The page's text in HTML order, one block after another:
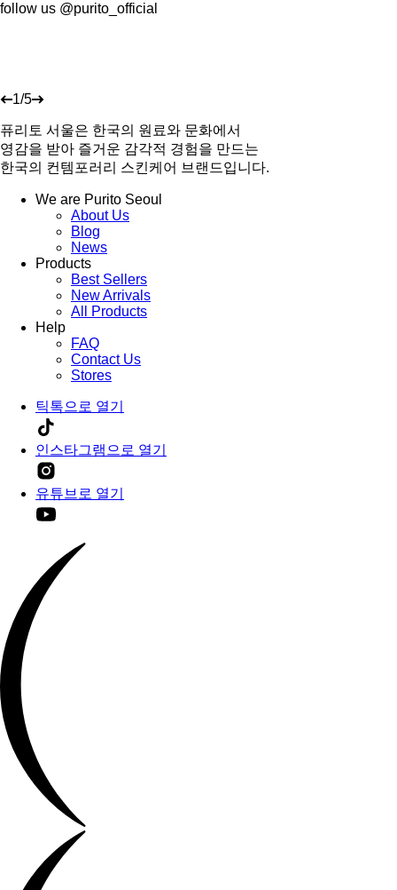
follow us @purito_official
1/5
퓨리토 서울은 한국의 원료와 문화에서
영감을 받아 즐거운 감각적 경험을 만드는
한국의 컨템포러리 스킨케어 브랜드입니다.
We are Purito Seoul
About Us
Blog
News
Products
Best Sellers
New Arrivals
All Products
Help
FAQ
Contact Us
Stores
틱톡으로 열기
인스타그램으로 열기
유튜브로 열기